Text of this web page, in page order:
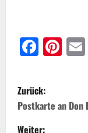
B
e
i
Zurück:
Postkarte an Don
Weiter: